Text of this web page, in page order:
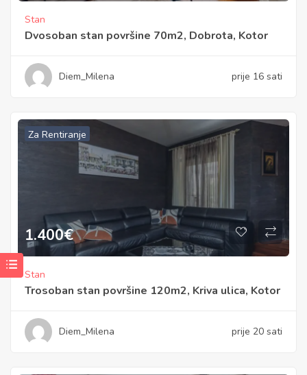
Stan
Dvosoban stan površine 70m2, Dobrota, Kotor
Diem_Milena prije 16 sati
Za Rentiranje
1.400€
Stan
Trosoban stan površine 120m2, Kriva ulica, Kotor
Diem_Milena prije 20 sati